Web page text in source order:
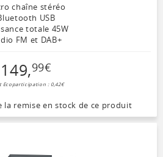
chaîne stéréo
USB
totale 45W
FM et DAB+
149,99€
Ecoparticipation : 0,42€
la remise en stock de ce produit